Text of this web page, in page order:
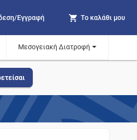
Εγγραφή Το καλάθι μου
Μεσογειακή Διατροφή